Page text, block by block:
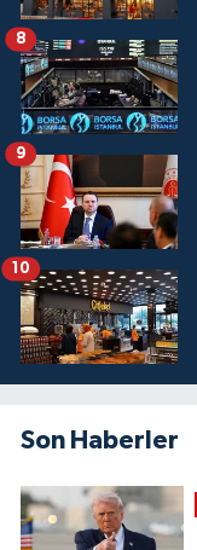
8
9
10
Son Haberler